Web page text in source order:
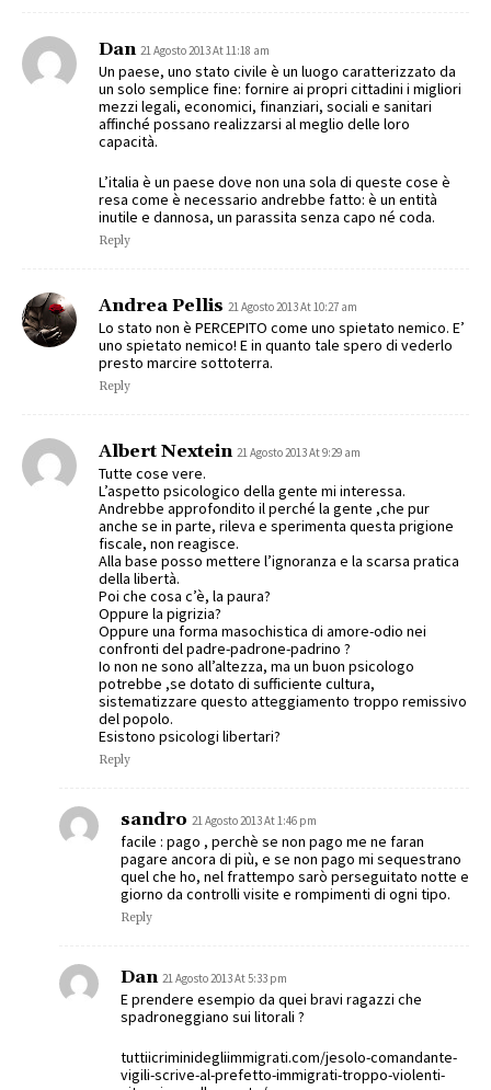
Dan 21 Agosto 2013 At 11:18 am
Un paese, uno stato civile è un luogo caratterizzato da
un solo semplice fine: fornire ai propri cittadini i migliori
mezzi legali, economici, finanziari, sociali e sanitari
affinché possano realizzarsi al meglio delle loro
capacità.
L’italia è un paese dove non una sola di queste cose è
resa come è necessario andrebbe fatto: è un entità
inutile e dannosa, un parassita senza capo né coda.
Reply
Andrea Pellis 21 Agosto 2013 At 10:27 am
Lo stato non è PERCEPITO come uno spietato nemico. E’
uno spietato nemico! E in quanto tale spero di vederlo
presto marcire sottoterra.
Reply
Albert Nextein 21 Agosto 2013 At 9:29 am
Tutte cose vere.
L’aspetto psicologico della gente mi interessa.
Andrebbe approfondito il perché la gente ,che pur
anche se in parte, rileva e sperimenta questa prigione
fiscale, non reagisce.
Alla base posso mettere l’ignoranza e la scarsa pratica
della libertà.
Poi che cosa c’è, la paura?
Oppure la pigrizia?
Oppure una forma masochistica di amore-odio nei
confronti del padre-padrone-padrino ?
Io non ne sono all’altezza, ma un buon psicologo
potrebbe ,se dotato di sufficiente cultura,
sistematizzare questo atteggiamento troppo remissivo
del popolo.
Esistono psicologi libertari?
Reply
sandro 21 Agosto 2013 At 1:46 pm
facile : pago , perchè se non pago me ne faran
pagare ancora di più, e se non pago mi sequestrano
quel che ho, nel frattempo sarò perseguitato notte e
giorno da controlli visite e rompimenti di ogni tipo.
Reply
Dan 21 Agosto 2013 At 5:33 pm
E prendere esempio da quei bravi ragazzi che
spadroneggiano sui litorali ?
tuttiicriminidegliimmigrati.com/jesolo-comandante-
vigili-scrive-al-prefetto-immigrati-troppo-violenti-